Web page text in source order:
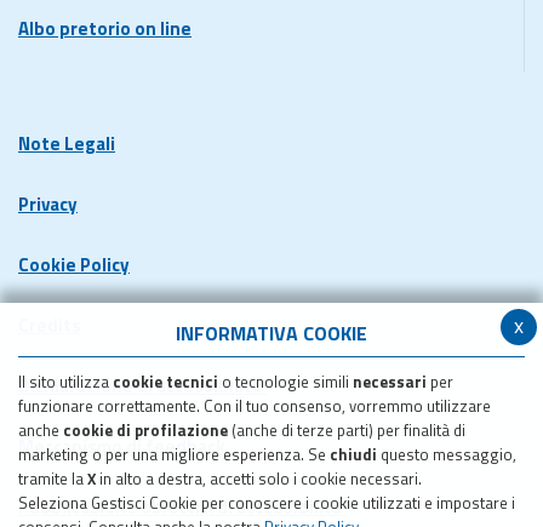
x
INFORMATIVA COOKIE
Il sito utilizza cookie tecnici o tecnologie simili necessari per
funzionare correttamente. Con il tuo consenso, vorremmo utilizzare
anche cookie di profilazione (anche di terze parti) per finalità di
marketing o per una migliore esperienza. Se chiudi questo messaggio,
tramite laX in alto a destra, accetti solo i cookie necessari.
Seleziona Gestisci Cookie per conoscere i cookie utilizzati e impostare i
Albo pretorio on line
Note Legali
Privacy
Cookie Policy
Dichiarazione di accessibilita'
Meccanismo di feedback
Pubblicazione obiettivi di accessibilita'